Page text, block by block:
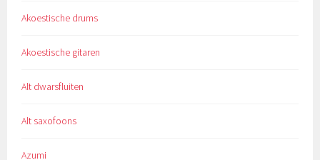
Akoestische drums
Akoestische gitaren
Alt dwarsfluiten
Alt saxofoons
Azumi